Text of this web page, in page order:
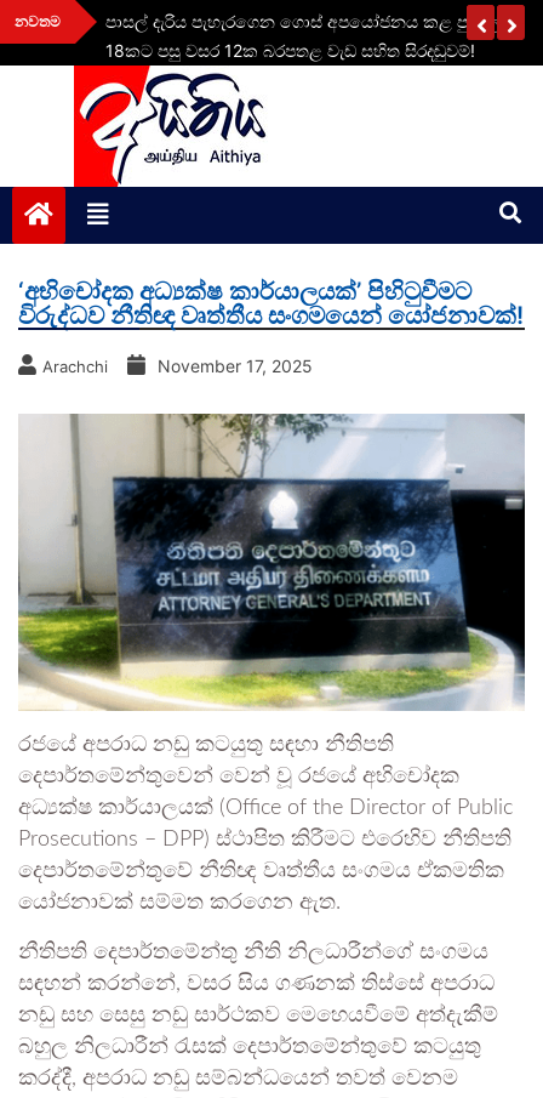
Skip
to
නවතම
රු.
පාසල් දැරිය පැහැරගෙන ගොස් අපයෝජනය කළ පුද්ගලයාට
18කට පසු වසර 12ක බරපතළ වැඩ සහිත සිරදඬුවම්!
aithiya
Human Rights News
‘අභිචෝදක අධ්‍යක්ෂ කාර්යාලයක්’ පිහිටුවීමට
විරුද්ධව නීතිඥ වෘත්තීය සංගමයෙන් යෝජනාවක්!
Arachchi November 17, 2025
රජයේ අපරාධ නඩු කටයුතු සඳහා නීතිපති
දෙපාර්තමේන්තුවෙන් වෙන් වූ රජයේ අභිචෝදක
අධ්‍යක්ෂ කාර්යාලයක් (Office of the Director of Public
Prosecutions – DPP) ස්ථාපිත කිරීමට එරෙහිව නීතිපති
දෙපාර්තමේන්තුවේ නීතිඥ වෘත්තීය සංගමය ඒකමතික
යෝජනාවක් සම්මත කරගෙන ඇත.
නීතිපති දෙපාර්තමේන්තු නීති නිලධාරීන්ගේ සංගමය
සඳහන් කරන්නේ, වසර සිය ගණනක් තිස්සේ අපරාධ
නඩු සහ සෙසු නඩු සාර්ථකව මෙහෙයවීමේ අත්දැකීම්
බහුල නිලධාරීන් රැසක් දෙපාර්තමේන්තුවේ කටයුතු
කරද්දී, අපරාධ නඩු සම්බන්ධයෙන් තවත් වෙනම